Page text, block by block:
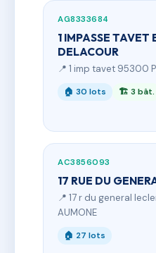
AG8333684
1 IMPASSE TAVET
DELACOUR
📍 1 imp tavet 95300
🏠 30 lots 🏗 3 bât.
AC3856093
17 RUE DU
📍 17 r du general
AUMONE
🏠 27 lots